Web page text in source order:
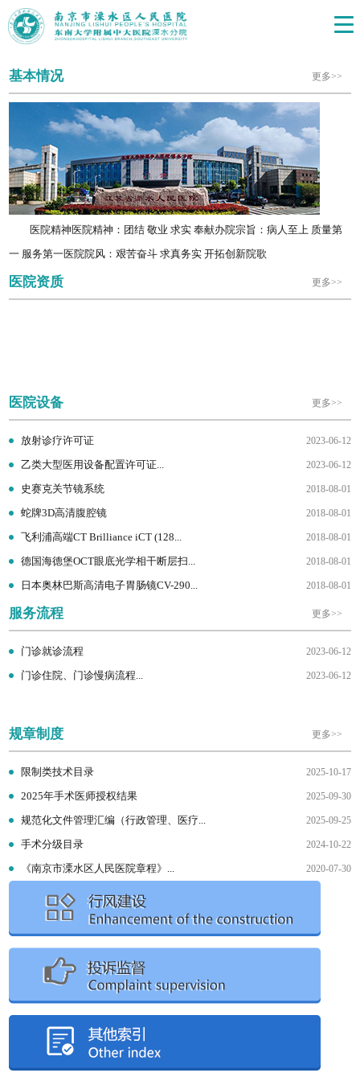
基本情况 更多>>
医院精神医院精神：团结 敬业 求实 奉献办院宗旨：病人至上 质量第
一 服务第一医院院风：艰苦奋斗 求真务实 开拓创新院歌
医院资质 更多>>
医院设备 更多>>
放射诊疗许可证 2023-06-12
乙类大型医用设备配置许可证... 2023-06-12
史赛克关节镜系统 2018-08-01
蛇牌3D高清腹腔镜 2018-08-01
飞利浦高端CT Brilliance iCT (128... 2018-08-01
德国海德堡OCT眼底光学相干断层扫... 2018-08-01
日本奥林巴斯高清电子胃肠镜CV-290... 2018-08-01
服务流程 更多>>
门诊就诊流程 2023-06-12
门诊住院、门诊慢病流程... 2023-06-12
规章制度 更多>>
限制类技术目录 2025-10-17
2025年手术医师授权结果 2025-09-30
规范化文件管理汇编（行政管理、医疗... 2025-09-25
手术分级目录 2024-10-22
《南京市溧水区人民医院章程》... 2020-07-30